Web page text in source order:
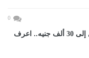
0
فرص عمل فى الأردن بمرتبات تصل إلى 30 ألف جنيه.. اعرف